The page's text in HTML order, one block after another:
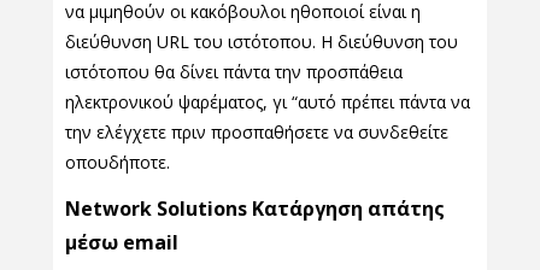
να μιμηθούν οι κακόβουλοι ηθοποιοί είναι η
διεύθυνση URL του ιστότοπου. Η διεύθυνση του
ιστότοπου θα δίνει πάντα την προσπάθεια
ηλεκτρονικού ψαρέματος, γι “αυτό πρέπει πάντα να
την ελέγχετε πριν προσπαθήσετε να συνδεθείτε
οπουδήποτε.
Network Solutions Κατάργηση απάτης
μέσω email